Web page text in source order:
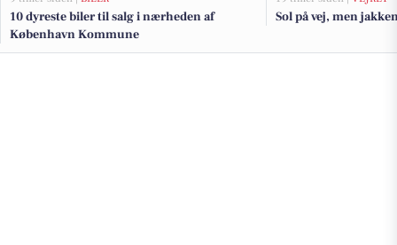
10 dyreste biler til salg i nærheden af
København Kommune
Sol på vej, men